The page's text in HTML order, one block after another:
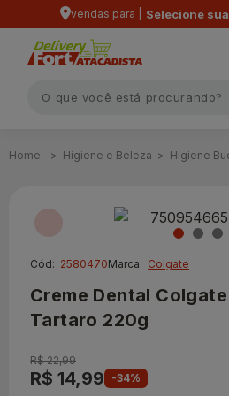
vendas para | Selecione
Higiene e Beleza Higiene
Cód: 2580470Marca: Colgate
Creme Dental
Tartaro 220g
R$ 22,99
R$ 14,99 -34%